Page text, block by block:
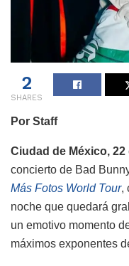
2
SHARES
Por Staff
Ciudad de México,
concierto de Bad
Más Fotos World Tour,
noche que quedará
un emotivo momento
máximos exponentes